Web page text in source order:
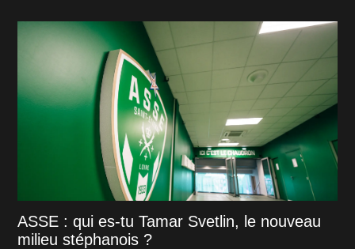
ASSE : qui es-tu Tamar Svetlin, le nouveau
milieu stéphanois ?